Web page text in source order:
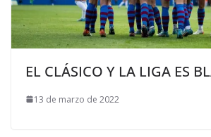
EL CLÁSICO Y LA LIGA ES
13 de marzo de 2022